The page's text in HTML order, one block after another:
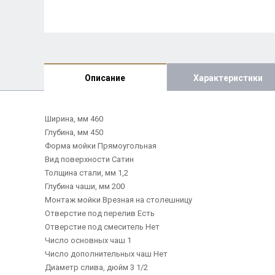
Описание Характеристики
Ширина, мм 460
Глубина, мм 450
Форма мойки Прямоугольная
Вид поверхности Сатин
Толщина стали, мм 1,2
Глубина чаши, мм 200
Монтаж мойки Врезная на столешницу
Отверстие под перелив Есть
Отверстие под смеситель Нет
Число основных чаш 1
Число дополнительных чаш Нет
Диаметр слива, дюйм 3 1/2